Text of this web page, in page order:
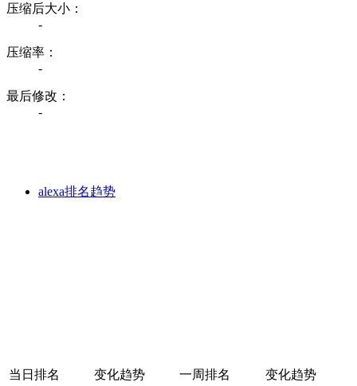
压缩后大小：
-
压缩率：
-
最后修改：
-
alexa排名趋势
当日排名 变化趋势 一周排名
变化趋势